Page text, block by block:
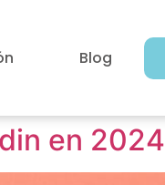
Blog
en 2024